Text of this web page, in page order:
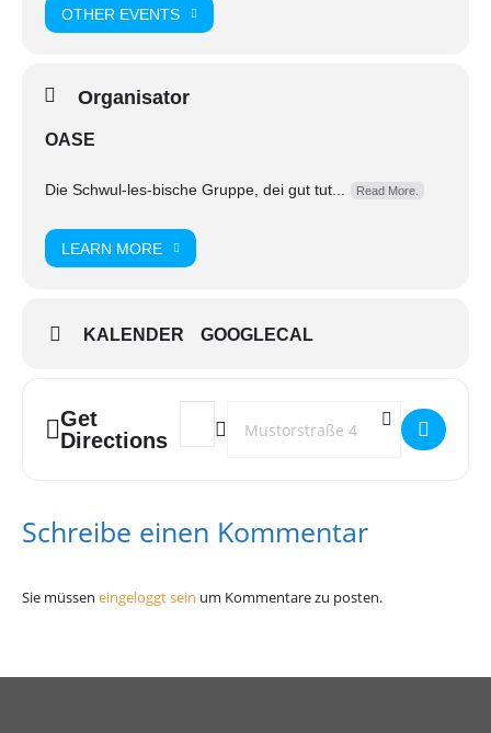
OTHER EVENTS
Organisator
OASE
Die Schwul-les-bische Gruppe, dei gut tut... Read More.
LEARN MORE
KALENDER GOOGLECAL
Get
Directions
Address - OASE Weihnachtsfeier []
Destination Address - OASE
Schreibe einen Kommentar
Sie müssen eingeloggt sein um Kommentare zu posten.